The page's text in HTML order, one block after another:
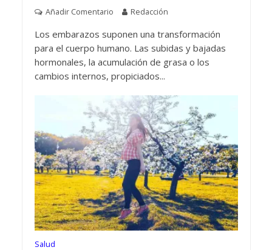
Añadir Comentario Redacción
Los embarazos suponen una transformación
para el cuerpo humano. Las subidas y bajadas
hormonales, la acumulación de grasa o los
cambios internos, propiciados...
Salud